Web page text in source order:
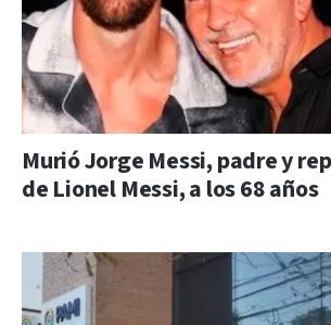
Murió Jorge Messi, padre y
de Lionel Messi, a los 68 años